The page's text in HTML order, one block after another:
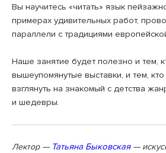
Вы научитесь «читать» язык
примерах удивительных работ,
параллели с традициями
Наше занятие будет полезно и тем,
вышеупомянутые выставки, и тем,
взглянуть на знакомый с детства
и шедевры.
Лектор— Татьяна Быковская—